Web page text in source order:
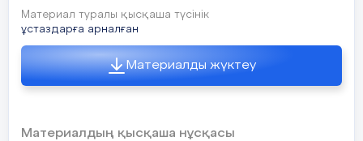
Материал туралы қысқаша түсінік
ұстаздарға арналған
Материалды жүктеу
Материалдың қысқаша нұсқасы